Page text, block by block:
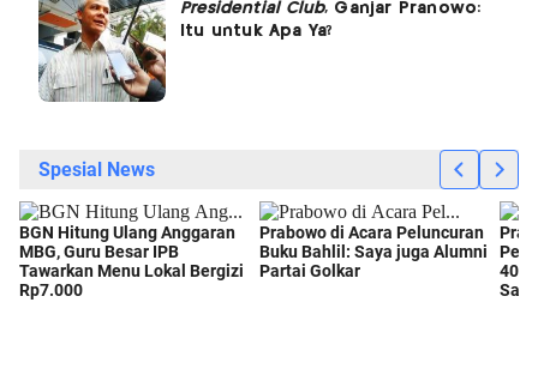
Presidential Club, Ganjar Pranowo:
Itu untuk Apa Ya?